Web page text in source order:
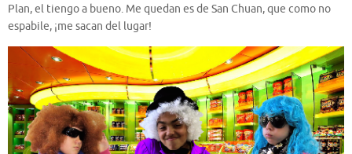
Plan, el tiengo a bueno. Me quedan es de San Chuan, que como no
espabile, ¡me sacan del lugar!